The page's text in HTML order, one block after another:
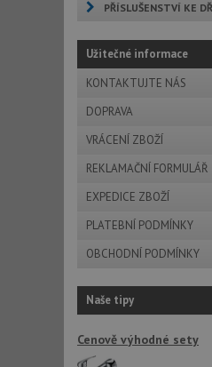
PŘÍSLUŠENSTVÍ KE
Užitečné informace
KONTAKTUJTE NÁS
DOPRAVA
VRÁCENÍ ZBOŽÍ
REKLAMAČNÍ FORMULÁŘ
EXPEDICE ZBOŽÍ
PLATEBNÍ PODMÍNKY
OBCHODNÍ PODMÍNKY
Naše tipy
Cenově výhodné sety